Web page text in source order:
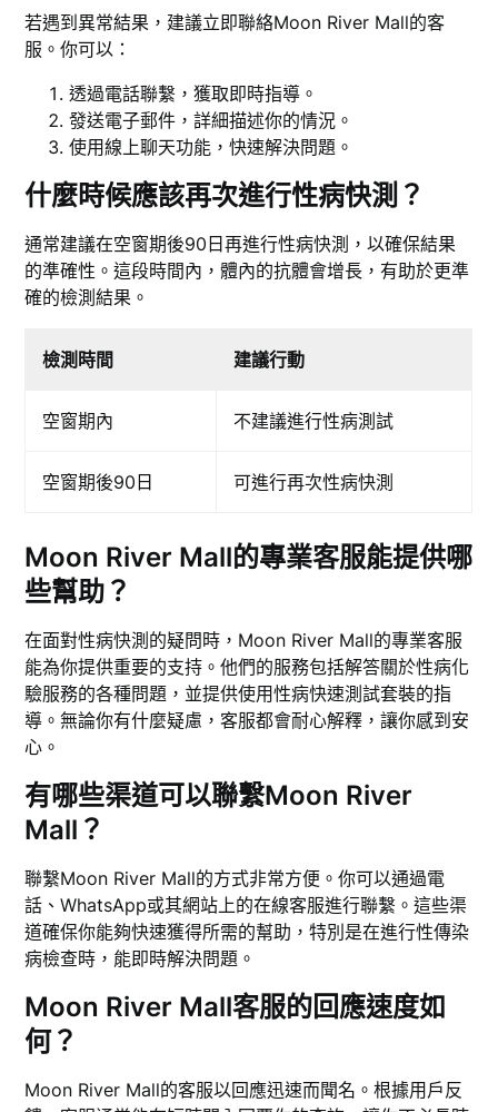
若遇到異常結果，建議立即聯絡Moon River Mall的客
服。你可以：
透過電話聯繫，獲取即時指導。
發送電子郵件，詳細描述你的情況。
使用線上聊天功能，快速解決問題。
什麼時候應該再次進行性病快測？
通常建議在空窗期後90日再進行性病快測，以確保結果
的準確性。這段時間內，體內的抗體會增長，有助於更準
確的檢測結果。
檢測時間 建議行動
空窗期內 不建議進行性病測試
空窗期後90日 可進行再次性病快測
Moon River Mall的專業客服能提供哪
些幫助？
在面對性病快測的疑問時，Moon River Mall的專業客服
能為你提供重要的支持。他們的服務包括解答關於性病化
驗服務的各種問題，並提供使用性病快速測試套裝的指
導。無論你有什麼疑慮，客服都會耐心解釋，讓你感到安
心。
有哪些渠道可以聯繫Moon River
Mall？
聯繫Moon River Mall的方式非常方便。你可以通過電
話、WhatsApp或其網站上的在線客服進行聯繫。這些渠
道確保你能夠快速獲得所需的幫助，特別是在進行性傳染
病檢查時，能即時解決問題。
Moon River Mall客服的回應速度如
何？
Moon River Mall的客服以回應迅速而聞名。根據用戶反